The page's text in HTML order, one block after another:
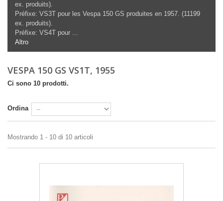
ex. produits).
Préfixe: VS3T pour les Vespa 150 GS produites en 1957. (11199
ex. produits).
Préfixe: VS4T pour ...
Altro
VESPA 150 GS VS1T, 1955
Ci sono 10 prodotti.
Ordina
Mostrando 1 - 10 di 10 articoli